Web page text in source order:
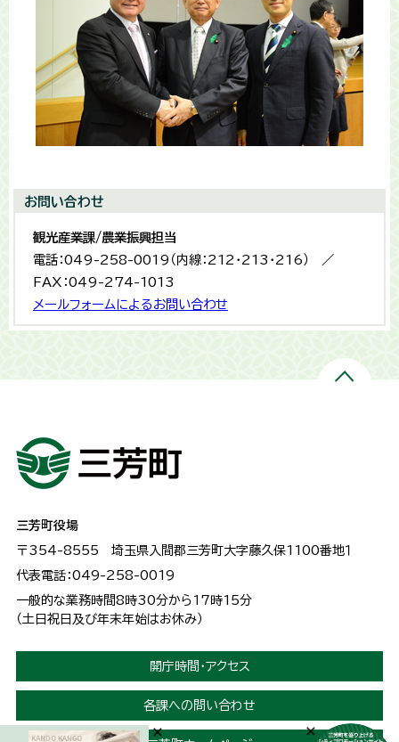
お問い合わせ
観光産業課/農業振興担当
電話：049-258-0019（内線：212・213・216） ／
FAX：049-274-1013
メールフォームによるお問い合わせ
三芳町役場
〒354-8555 埼玉県入間郡三芳町大字藤久保1100番地１
代表電話：049-258-0019
一般的な業務時間8時30分から17時15分
（土日祝日及び年末年始はお休み）
開庁時間・アクセス
各課への問い合わせ